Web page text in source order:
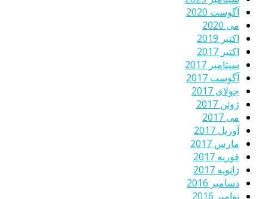
آگوست 2020
می 2020
اکتبر 2019
اکتبر 2017
سپتامبر 2017
آگوست 2017
جولای 2017
ژوئن 2017
می 2017
آوریل 2017
مارس 2017
فوریه 2017
ژانویه 2017
دسامبر 2016
نوامبر 2016